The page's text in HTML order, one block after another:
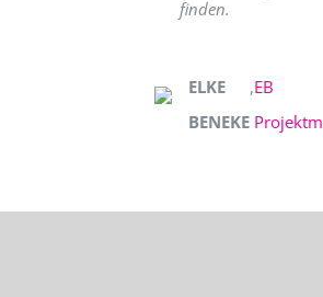
finden.
ELKE
BENEKE
,EB